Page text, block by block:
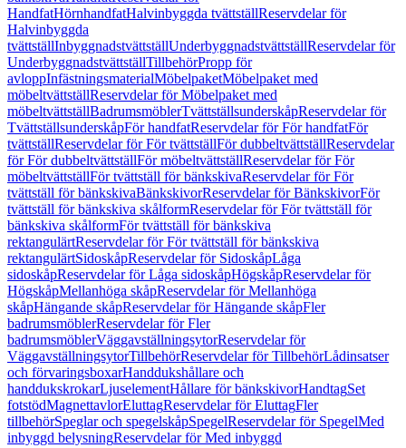
HandfatHörnhandfatHalvinbyggda tvättställReservdelar för
Halvinbyggda
tvättställInbyggnadstvättställUnderbyggnadstvättställReservdelar för
UnderbyggnadstvättställTillbehörPropp för
avloppInfästningsmaterialMöbelpaketMöbelpaket med
möbeltvättställReservdelar för Möbelpaket med
möbeltvättställBadrumsmöblerTvättställsunderskåpReservdelar för
TvättställsunderskåpFör handfatReservdelar för För handfatFör
tvättställReservdelar för För tvättställFör dubbeltvättställReservdelar
för För dubbeltvättställFör möbeltvättställReservdelar för För
möbeltvättställFör tvättställ för bänkskivaReservdelar för För
tvättställ för bänkskivaBänkskivorReservdelar för BänkskivorFör
tvättställ för bänkskiva skålformReservdelar för För tvättställ för
bänkskiva skålformFör tvättställ för bänkskiva
rektangulärtReservdelar för För tvättställ för bänkskiva
rektangulärtSidoskåpReservdelar för SidoskåpLåga
sidoskåpReservdelar för Låga sidoskåpHögskåpReservdelar för
HögskåpMellanhöga skåpReservdelar för Mellanhöga
skåpHängande skåpReservdelar för Hängande skåpFler
badrumsmöblerReservdelar för Fler
badrumsmöblerVäggavställningsytorReservdelar för
VäggavställningsytorTillbehörReservdelar för TillbehörLådinsatser
och förvaringsboxarHanddukshållare och
handdukskrokarLjuselementHållare för bänkskivorHandtagSet
fotstödMagnettavlorEluttagReservdelar för EluttagFler
tillbehörSpeglar och spegelskåpSpegelReservdelar för SpegelMed
inbyggd belysningReservdelar för Med inbyggd